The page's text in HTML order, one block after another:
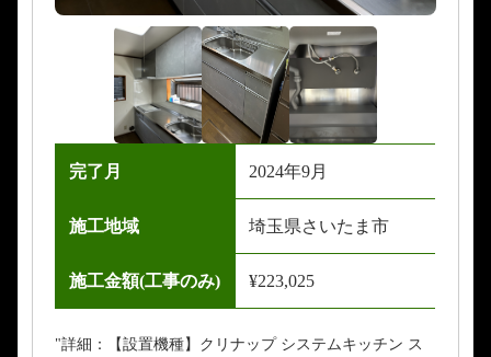
完了月 2024年9月
施工地域 埼玉県さいたま市
施工金額(工事のみ) ¥223,025
"詳細：【設置機種】クリナップ システムキッチン ス